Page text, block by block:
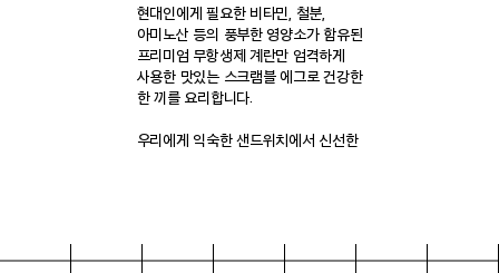
현대인에게 필요한 비타민, 철분,
아미노산 등의 풍부한 영양소가 함유된
프리미엄 무항생제 계란만 엄격하게
사용한 맛있는 스크램블 에그로 건강한
한 끼를 요리합니다.
우리에게 익숙한 샌드위치에서 신선한
브랜드 스토리